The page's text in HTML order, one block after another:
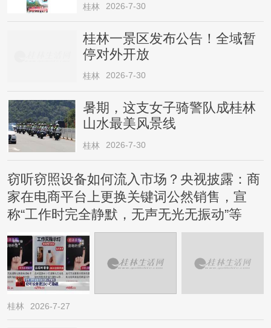
桂林 2026-7-30
桂林一景区发布公告！全域暂
停对外开放
桂林 2026-7-30
暑期，这支女子骑警队成桂林
山水最美风景线
桂林 2026-7-30
窃听窃照设备如何流入市场？央视披露：商
家在电商平台上更换关键词公然销售，宣
称“工作时完全静默，无声无光无振动”等
桂林 2026-7-27